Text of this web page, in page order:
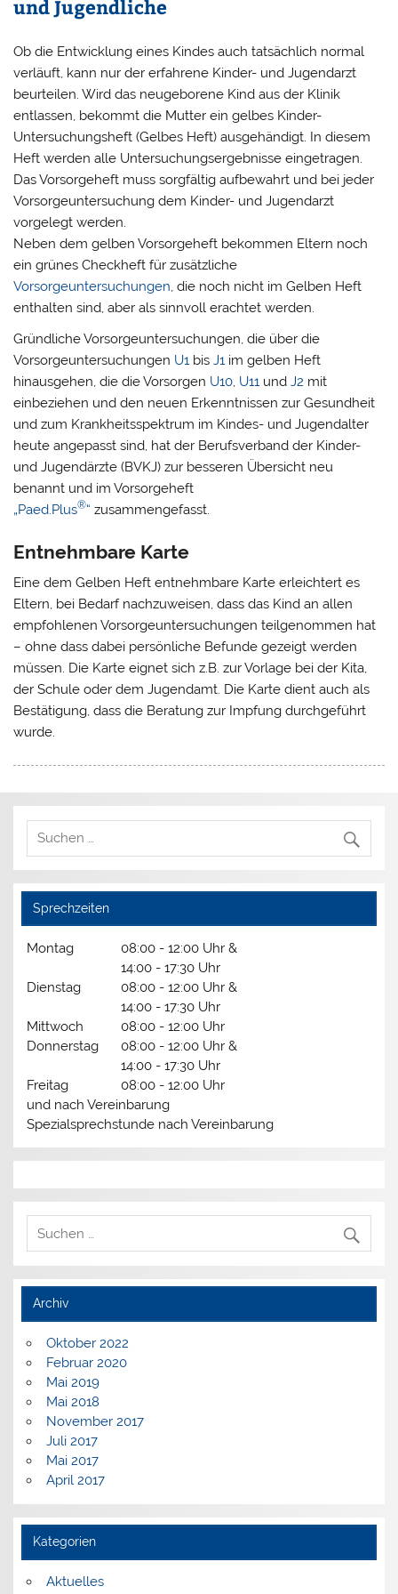
und Jugendliche
Ob die Entwicklung eines Kindes auch tatsächlich normal
verläuft, kann nur der erfahrene Kinder- und Jugendarzt
beurteilen. Wird das neugeborene Kind aus der Klinik
entlassen, bekommt die Mutter ein gelbes Kinder-
Untersuchungsheft (Gelbes Heft) ausgehändigt. In diesem
Heft werden alle Untersuchungsergebnisse eingetragen.
Das Vorsorgeheft muss sorgfältig aufbewahrt und bei jeder
Vorsorgeuntersuchung dem Kinder- und Jugendarzt
vorgelegt werden.
Neben dem gelben Vorsorgeheft bekommen Eltern noch
ein grünes Checkheft für zusätzliche
Vorsorgeuntersuchungen , die noch nicht im Gelben Heft
enthalten sind, aber als sinnvoll erachtet werden.
Gründliche Vorsorgeuntersuchungen, die über die
Vorsorgeuntersuchungen U1 bisJ1 im gelben Heft
hinausgehen, die die Vorsorgen U10, U11 undJ2 mit
einbeziehen und den neuen Erkenntnissen zur Gesundheit
und zum Krankheitsspektrum im Kindes- und Jugendalter
heute angepasst sind, hat der Berufsverband der Kinder-
und Jugendärzte (BVKJ) zur besseren Übersicht neu
benannt und im Vorsorgeheft
„Paed.Plus®“ zusammengefasst.
Entnehmbare Karte
Eine dem Gelben Heft entnehmbare Karte erleichtert es
Eltern, bei Bedarf nachzuweisen, dass das Kind an allen
empfohlenen Vorsorgeuntersuchungen teilgenommen hat
– ohne dass dabei persönliche Befunde gezeigt werden
müssen. Die Karte eignet sich z.B. zur Vorlage bei der Kita,
der Schule oder dem Jugendamt. Die Karte dient auch als
Bestätigung, dass die Beratung zur Impfung durchgeführt
wurde.
Sprechzeiten
Montag
08:00 - 12:00 Uhr &
14:00 - 17:30 Uhr
Dienstag
08:00 - 12:00 Uhr &
14:00 - 17:30 Uhr
Mittwoch
08:00 - 12:00 Uhr
Donnerstag
08:00 - 12:00 Uhr &
14:00 - 17:30 Uhr
Freitag
08:00 - 12:00 Uhr
und nach Vereinbarung
Spezialsprechstunde nach Vereinbarung
Archiv
Oktober 2022
Februar 2020
Mai 2019
Mai 2018
November 2017
Juli 2017
Mai 2017
April 2017
Kategorien
Aktuelles